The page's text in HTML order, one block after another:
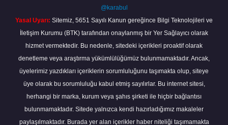
@karabul
Yasal Uyarı: Sitemiz, 5651 Sayılı Kanun gereğince Bilgi Teknolojileri ve
İletişim Kurumu (BTK) tarafından onaylanmış bir Yer Sağlayıcı olarak
hizmet vermektedir. Bu nedenle, sitedeki içerikleri proaktif olarak
denetleme veya araştırma yükümlülüğümüz bulunmamaktadır. Ancak,
üyelerimiz yazdıkları içeriklerin sorumluluğunu taşımakta olup, siteye
üye olarak bu sorumluluğu kabul etmiş sayılırlar. Bu internet sitesi,
herhangi bir marka, kurum veya şahıs şirketi ile hiçbir bağlantısı
bulunmamaktadır. Sitede yalnızca kendi hazırladığımız makaleler
paylaşılmaktadır. Burada yer alan içerikler haber niteliği taşımamakta